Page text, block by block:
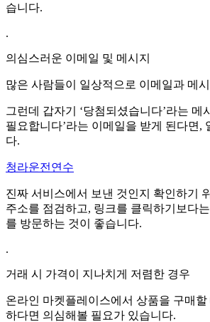
습니다.
.
의심스러운 이메일 및 메시지
많은 사람들이 일상적으로 이메일과 메
그런데 갑자기 ‘당첨되셨습니다’라는 메
필요합니다’라는 이메일을 받게 된다면,
다.
청라운전연수
진짜 서비스에서 보낸 것인지 확인하기
주소를 점검하고, 링크를 클릭하기보다
를 방문하는 것이 좋습니다.
.
거래 시 가격이 지나치게 저렴한 경우
온라인 마켓플레이스에서 상품을 구매
하다면 의심해볼 필요가 있습니다.